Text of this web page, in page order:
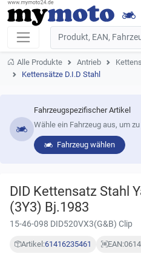
Alle Produkte Antrieb
Kettensätze D.I.D Stahl
Fahrzeugspezifischer Artikel
Wähle ein Fahrzeug aus, um
Fahrzeug wählen
DID Kettensatz Stahl
(3Y3) Bj.1983
15-46-098 DID520VX3(G&B) Clip
Artikel:61416235461 EAN: